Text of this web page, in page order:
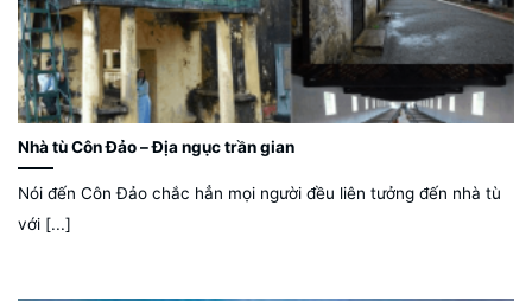
Nhà tù Côn Đảo – Địa ngục trần gian
Nói đến Côn Đảo chắc hẳn mọi người đều liên tưởng đến nhà tù
với [...]